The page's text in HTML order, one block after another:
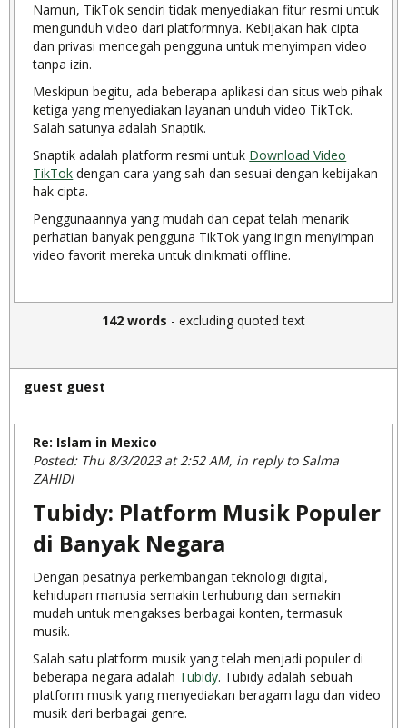
Namun, TikTok sendiri tidak menyediakan fitur resmi untuk
mengunduh video dari platformnya. Kebijakan hak cipta
dan privasi mencegah pengguna untuk menyimpan video
tanpa izin.
Meskipun begitu, ada beberapa aplikasi dan situs web pihak
ketiga yang menyediakan layanan unduh video TikTok.
Salah satunya adalah Snaptik.
Snaptik adalah platform resmi untuk Download Video
TikTok dengan cara yang sah dan sesuai dengan kebijakan
hak cipta.
Penggunaannya yang mudah dan cepat telah menarik
perhatian banyak pengguna TikTok yang ingin menyimpan
video favorit mereka untuk dinikmati offline.
142 words - excluding quoted text
guest guest
Re: Islam in Mexico
Posted: Thu 8/3/2023 at 2:52 AM, in reply to Salma
ZAHIDI
Tubidy: Platform Musik Populer
di Banyak Negara
Dengan pesatnya perkembangan teknologi digital,
kehidupan manusia semakin terhubung dan semakin
mudah untuk mengakses berbagai konten, termasuk
musik.
Salah satu platform musik yang telah menjadi populer di
beberapa negara adalah Tubidy. Tubidy adalah sebuah
platform musik yang menyediakan beragam lagu dan video
musik dari berbagai genre.